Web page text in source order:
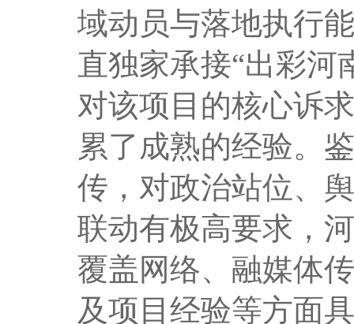
域动员与落地执行
直独家承接“出彩河
对该项目的核心诉
累了成熟的经验。
传，对政治站位、
联动有极高要求，
覆盖网络、融媒体
及项目经验等方面